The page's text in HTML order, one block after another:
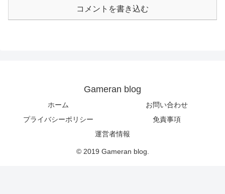
コメントを書き込む
Gameran blog
ホーム
お問い合わせ
プライバシーポリシー
免責事項
運営者情報
© 2019 Gameran blog.